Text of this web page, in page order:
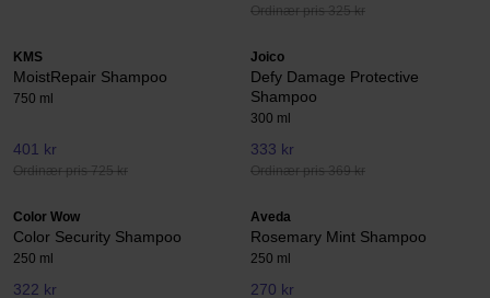
Ordinær pris 325 kr
KMS
MoistRepair Shampoo
750 ml
401 kr
Ordinær pris 725 kr
Joico
Defy Damage Protective
Shampoo
300 ml
333 kr
Ordinær pris 369 kr
Color Wow
Color Security Shampoo
250 ml
322 kr
Aveda
Rosemary Mint Shampoo
250 ml
270 kr